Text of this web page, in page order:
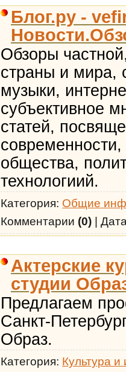
Блог.ру -
Обзоры
страны и мира,
музыки,
субъективное
статей,
общества,
технологиий.
Категория: Общие
Комментарии (0) |
Актерские
студии
Предлагаем
Санкт-
Образ.
Категория: Культура и